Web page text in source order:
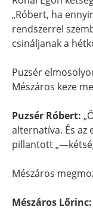
„Róbert, ha
rendszerrel
csináljanak a
Puzsér
Mészáros keze
Puzsér Róbert:
alternatíva. És
pillantott
Mészáros
Mészáros Lőrinc: